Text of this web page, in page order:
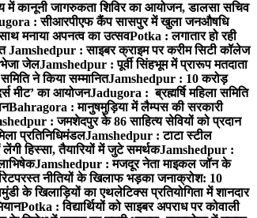
में कानूनी जागरुकता शिविर का आयोजन, डालसा सचिव
: सीआरपीएफ कैंप सासपुर में खुला जनऔषधि
मनाया अपनत्व का उत्सवPotka : लगातार हो रही
Jamshedpur : साइबर क्राइम पर करीम सिटी कॉलेज
भेजा जेलJamshedpur : पूर्वी सिंहभूम में प्रारूप मतदाता
ने किया सम्मानितJamshedpur : 10 करोड़
मीट’ का आयोजनJadugora : ब्रह्मर्षि महिला समिति
Bahragora : मानुषमुड़िया में लैम्पस की सरकारी
: जमशेदपुर के 86 साहित्य सेवियों को प्रदान
प्रतिनिधिमंडलJamshedpur : टाटा स्टील
हिस्सा, तैयारियों में जुटे समर्थकJamshedpur :
Jamshedpur : मजदूर नेता माइकल जॉन के
नीतियों के खिलाफ भड़का जनाक्रोश: 10
के खिलाड़ियों का एथलेटिक्स प्रतियोगिता में शानदार
Potka : विद्यार्थियों को साइबर अपराध पर कोवाली